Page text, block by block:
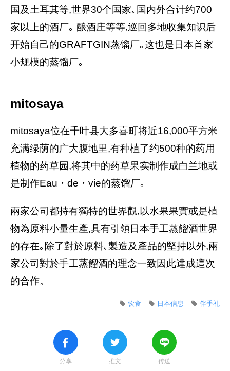
国及土耳其等,世界30个国家､国内外合计约700
家以上的酒厂｡ 酿酒庄等等,巡回多地收集知识后
开始自己的GRAFTGIN蒸馏厂｡这也是日本首家
小规模的蒸馏厂｡
mitosaya
mitosaya位在千叶县大多喜町将近16,000平方米
充满绿荫的广大腹地里,有种植了约500种的药用
植物的药草园,将其中的药草果实制作成白兰地或
是制作Eau・de・vie的蒸馏厂｡
兩家公司都持有獨特的世界觀,以水果果實或是植
物為原料小量生產,具有引領日本手工蒸餾酒世界
的存在｡除了對於原料､製造及產品的堅持以外,兩
家公司對於手工蒸餾酒的理念一致因此達成這次
的合作。
伴手礼
日本信息
饮食
分享 推文 传送